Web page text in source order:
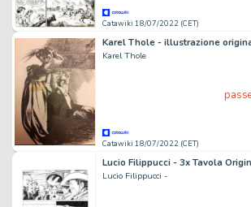
Catawiki 18/07/2022 (CET)
Karel Thole
Catawiki 18/07/2022 (CET)
Lucio Filippucci -